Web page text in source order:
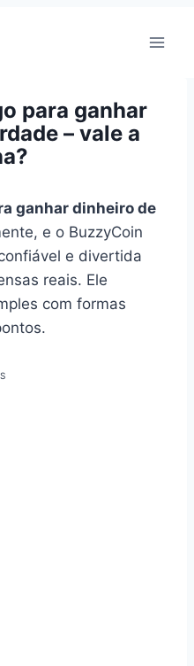
para ganhar
– vale a
ganhar dinheiro de
e o BuzzyCoin
e divertida
reais. Ele
com formas